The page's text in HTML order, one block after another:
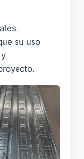
su uso